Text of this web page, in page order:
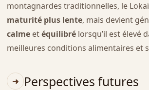
montagnardes traditionnelles, le
maturité plus lente, mais devient
calmeetéquilibrélorsqu’il est élevé
meilleures conditions alimentaires et
Perspectives futures